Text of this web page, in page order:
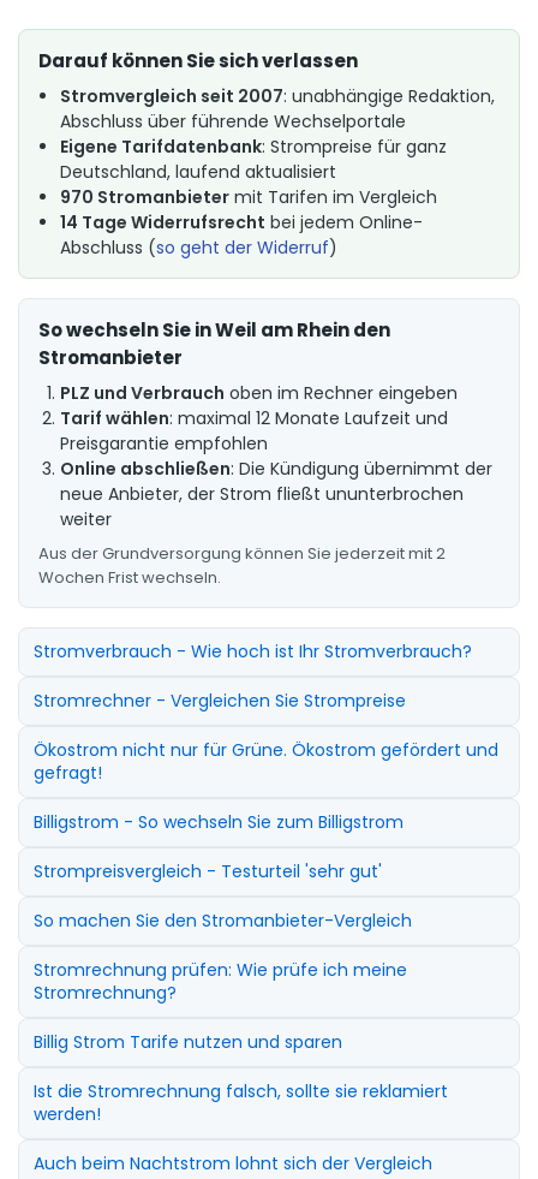
Darauf können Sie sich verlassen
Stromvergleich seit 2007: unabhängige Redaktion,
Abschluss über führende Wechselportale
Eigene Tarifdatenbank: Strompreise für ganz
Deutschland, laufend aktualisiert
970 Stromanbieter mit Tarifen im Vergleich
14 Tage Widerrufsrecht bei jedem Online-
Abschluss (so geht der Widerruf)
So wechseln Sie in Weil am Rhein den
Stromanbieter
PLZ und Verbrauch oben im Rechner eingeben
Tarif wählen: maximal 12 Monate Laufzeit und
Preisgarantie empfohlen
Online abschließen: Die Kündigung übernimmt der
neue Anbieter, der Strom fließt ununterbrochen
weiter
Aus der Grundversorgung können Sie jederzeit mit 2
Wochen Frist wechseln.
Stromverbrauch - Wie hoch ist Ihr Stromverbrauch?
Stromrechner - Vergleichen Sie Strompreise
Ökostrom nicht nur für Grüne. Ökostrom gefördert und
gefragt!
Billigstrom - So wechseln Sie zum Billigstrom
Strompreisvergleich - Testurteil 'sehr gut'
So machen Sie den Stromanbieter-Vergleich
Stromrechnung prüfen: Wie prüfe ich meine
Stromrechnung?
Billig Strom Tarife nutzen und sparen
Ist die Stromrechnung falsch, sollte sie reklamiert
werden!
Auch beim Nachtstrom lohnt sich der Vergleich